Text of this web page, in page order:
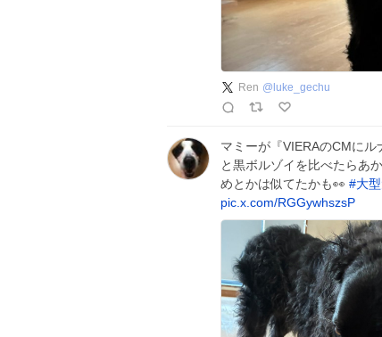
Ren @ luke_gechu
マミーが『VIERAのCMに
と黒ボルゾイを比べたらあ
めとかは似てたかも👀 #大
pic.x.com/RGGywhszsP